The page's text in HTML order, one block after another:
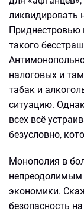
ликвидировать
Приднестровью
такого
налоговых и
табак и
ситуацию.
всех всё
безусловно,
Монополия в
непреодолимым
экономики.
безопасность